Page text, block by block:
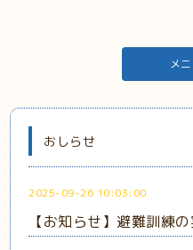
メ
おしらせ
2025-09-26 10:03:00
【お知らせ】避難訓練